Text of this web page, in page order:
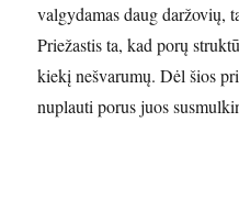
valgydamas daug daržovių,
Priežastis ta, kad porų
kiekį nešvarumų. Dėl šios
nuplauti porus juos